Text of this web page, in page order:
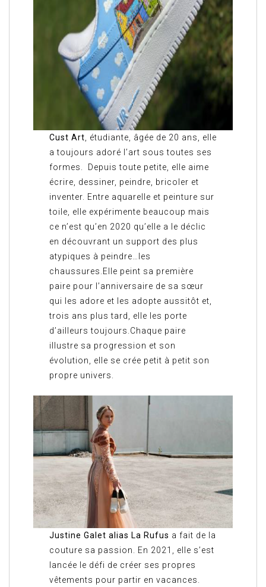
Cust Art , étudiante, âgée de 20 ans, elle
a toujours adoré l’art sous toutes ses
formes. Depuis toute petite, elle aime
écrire, dessiner, peindre, bricoler et
inventer. Entre aquarelle et peinture sur
toile, elle expérimente beaucoup mais
ce n’est qu’en 2020 qu’elle a le déclic
en découvrant un support des plus
atypiques à peindre…les
chaussures.Elle peint sa première
paire pour l’anniversaire de sa sœur
qui les adore et les adopte aussitôt et,
trois ans plus tard, elle les porte
d’ailleurs toujours.Chaque paire
illustre sa progression et son
évolution, elle se crée petit à petit son
propre univers.
Justine Galet alias La Rufus a fait de la
couture sa passion. En 2021, elle s’est
lancée le défi de créer ses propres
vêtements pour partir en vacances.